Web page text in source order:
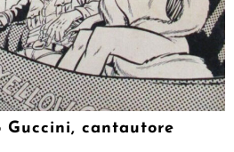
Guccini, cantautore